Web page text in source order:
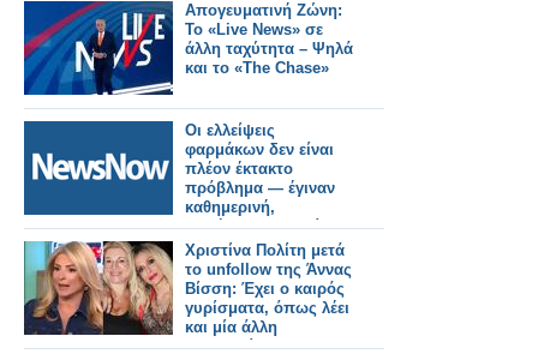
Απογευματινή Ζώνη:
Το «Live News» σε
άλλη ταχύτητα – Ψηλά
και το «The Chase»
Οι ελλείψεις
φαρμάκων δεν είναι
πλέον έκτακτο
πρόβλημα — έγιναν
καθημερινή,
απλήρωτη εργασία
του φαρμακοποιού
Χριστίνα Πολίτη μετά
το unfollow της Άννας
Βίσση: Έχει ο καιρός
γυρίσματα, όπως λέει
και μία άλλη
τραγουδίστρια